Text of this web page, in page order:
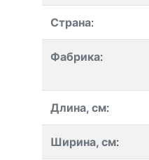
Страна:
Фабрика:
Длина, см:
Ширина, см: